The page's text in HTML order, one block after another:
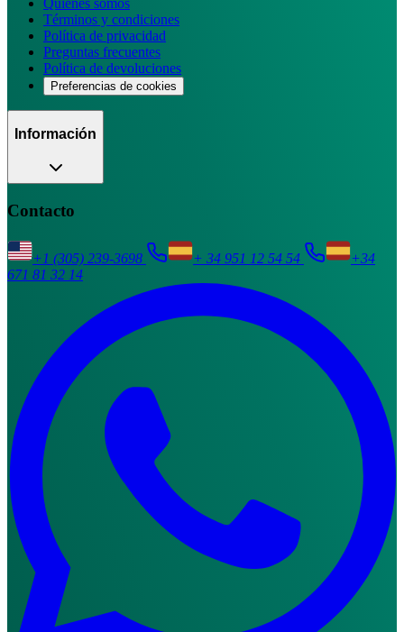
Términos y condiciones
Política de privacidad
Preguntas frecuentes
Política de devoluciones
Preferencias de cookies
Información
Contacto
+1 (305) 239-3698 + 34 951 12 54 54
+34
671 81 32 14